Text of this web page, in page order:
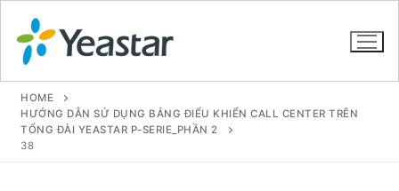
HOME
HƯỚNG DẪN SỬ DỤNG BẢNG ĐIỂU KHIỂN CALL CENTER TRÊN
TỔNG ĐÀI YEASTAR P-SERIE_PHẦN 2
38